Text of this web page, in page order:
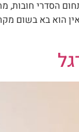
הוא בא בשום